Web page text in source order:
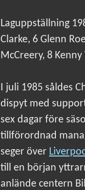
Laguppställning
Clarke, 6 Glenn
McCreery, 8
I juli 1985 såldes
dispyt med
sex dagar före
tillförordnad
seger över
till en början
anlände centern